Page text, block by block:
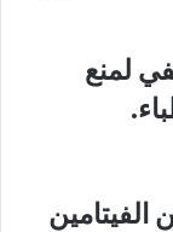
لمنع